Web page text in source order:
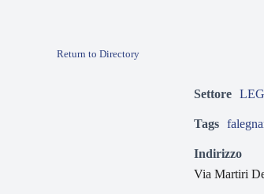
Return to Directory
Settore
Tags
Indirizzo
Via Martiri